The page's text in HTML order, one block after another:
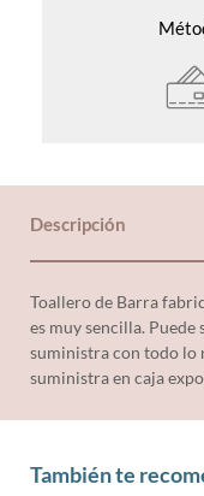
Descripción
Toallero de Barra
es muy sencilla.
suministra con todo lo
suministra en caja
También te